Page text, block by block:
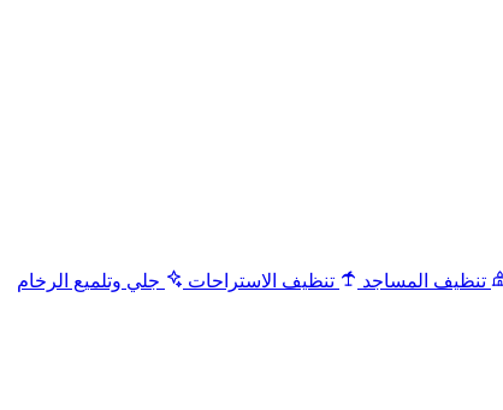
تنظيف المساجد تنظيف الاستراحات
جلي وتلميع الرخام